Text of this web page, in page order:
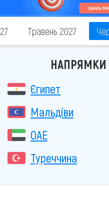
Травень 2027
НАПРЯМКИ
Єгипет
Мальдіви
ОАЕ
Туреччина